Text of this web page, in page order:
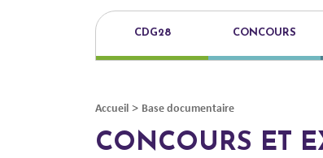
CDG28 CONCOURS
Accueil > Base documentaire
CONCOURS ET